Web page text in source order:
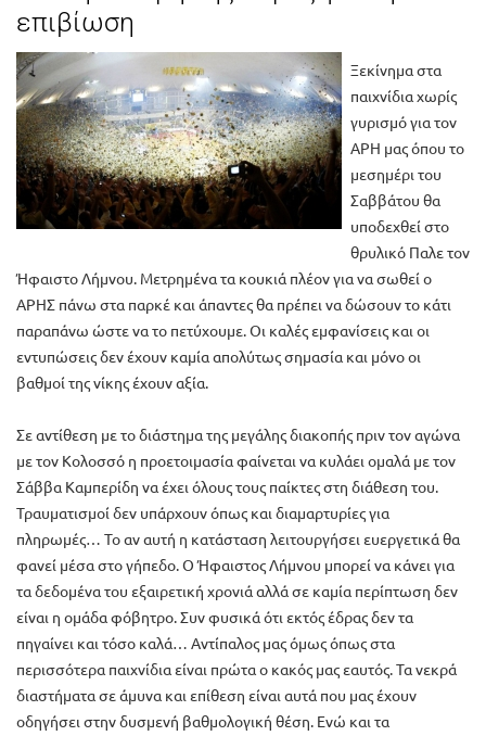
επιβίωση
Ξεκίνημα στα
παιχνίδια χωρίς
γυρισμό για τον
ΑΡΗ μας όπου το
μεσημέρι του
Σαββάτου θα
υποδεχθεί στο
θρυλικό Παλε τον
Ήφαιστο Λήμνου. Μετρημένα τα κουκιά πλέον για να σωθεί ο
ΑΡΗΣ πάνω στα παρκέ και άπαντες θα πρέπει να δώσουν το κάτι
παραπάνω ώστε να το πετύχουμε. Οι καλές εμφανίσεις και οι
εντυπώσεις δεν έχουν καμία απολύτως σημασία και μόνο οι
βαθμοί της νίκης έχουν αξία.
Σε αντίθεση με το διάστημα της μεγάλης διακοπής πριν τον αγώνα
με τον Κολοσσό η προετοιμασία φαίνεται να κυλάει ομαλά με τον
Σάββα Καμπερίδη να έχει όλους τους παίκτες στη διάθεση του.
Τραυματισμοί δεν υπάρχουν όπως και διαμαρτυρίες για
πληρωμές… Το αν αυτή η κατάσταση λειτουργήσει ευεργετικά θα
φανεί μέσα στο γήπεδο. Ο Ήφαιστος Λήμνου μπορεί να κάνει για
τα δεδομένα του εξαιρετική χρονιά αλλά σε καμία περίπτωση δεν
είναι η ομάδα φόβητρο. Συν φυσικά ότι εκτός έδρας δεν τα
πηγαίνει και τόσο καλά… Αντίπαλος μας όμως όπως στα
περισσότερα παιχνίδια είναι πρώτα ο κακός μας εαυτός. Τα νεκρά
διαστήματα σε άμυνα και επίθεση είναι αυτά που μας έχουν
οδηγήσει στην δυσμενή βαθμολογική θέση. Ενώ και τα